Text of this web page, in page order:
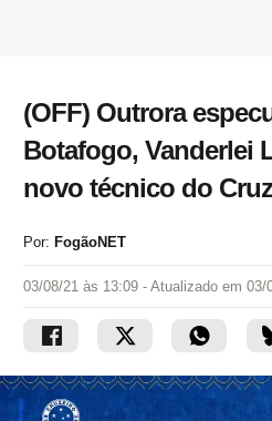
(OFF) Outrora
Botafogo, Vanderlei
novo técnico do
Por: FogãoNET
03/08/21 às 13:09 - Atualizado em 03/